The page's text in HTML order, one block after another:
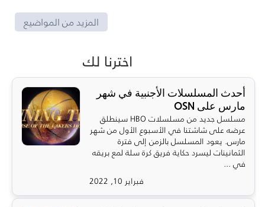
المزيد من المواضيع
اخترنا لك
أحدث المسلسلات الأجنبية في شهر
مارس على OSN
مسلسل جديد من مسلسلات HBO سينطلق
عرضه على شاشتنا في الأسبوع الأول من شهر
مارس. يعود المسلسل بالزمن إلى فترة
الثمانينات ليسرد حكاية فريق كرة سلة لمع بريقه
في ...
فبراير 10, 2022